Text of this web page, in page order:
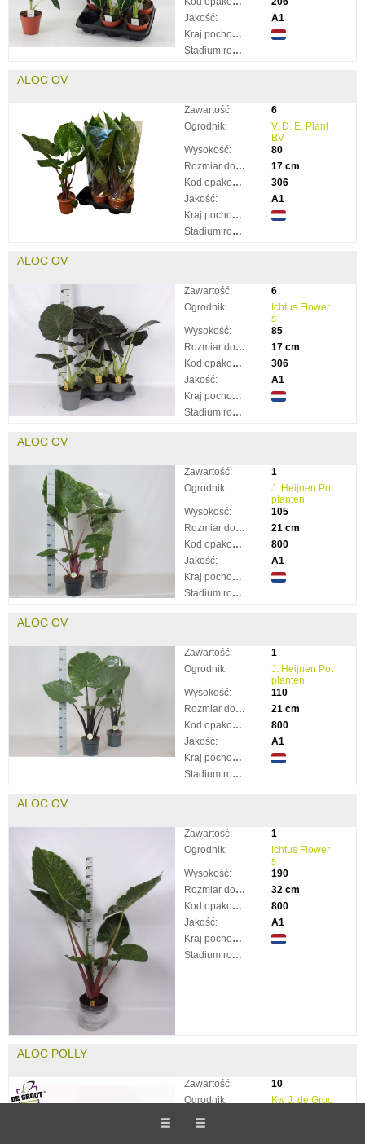
Jakość:
A1
Kraj pochodzenia:
Stadium rozkwitnięcia:
ALOC OV
Zawartość:
6
Ogrodnik:
V. D. E. Plant
BV
Wysokość:
80
Rozmiar doniczki:
17 cm
Kod opakowania:
306
Jakość:
A1
Kraj pochodzenia:
Stadium rozkwitnięcia:
ALOC OV
Zawartość:
6
Ogrodnik:
Ichtus Flower
s
Wysokość:
85
Rozmiar doniczki:
17 cm
Kod opakowania:
306
Jakość:
A1
Kraj pochodzenia:
Stadium rozkwitnięcia:
ALOC OV
Zawartość:
1
Ogrodnik:
J. Heijnen Pot
planten
Wysokość:
105
Rozmiar doniczki:
21 cm
Kod opakowania:
800
Jakość:
A1
Kraj pochodzenia:
Stadium rozkwitnięcia:
ALOC OV
Zawartość:
1
Ogrodnik:
J. Heijnen Pot
planten
Wysokość:
110
Rozmiar doniczki:
21 cm
Kod opakowania:
800
Jakość:
A1
Kraj pochodzenia:
Stadium rozkwitnięcia:
ALOC OV
Zawartość:
1
Ogrodnik:
Ichtus Flower
s
Wysokość:
190
Rozmiar doniczki:
32 cm
Kod opakowania:
800
Jakość:
A1
Kraj pochodzenia:
Stadium rozkwitnięcia:
ALOC POLLY
Zawartość:
10
Ogrodnik:
Kw J. de Groo
Wysokość: